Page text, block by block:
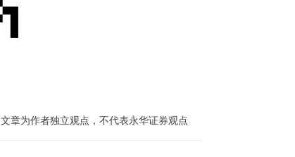
文章为作者独立观点，不代表永华证券观点